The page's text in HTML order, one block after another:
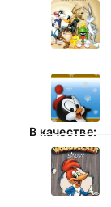
В качестве: